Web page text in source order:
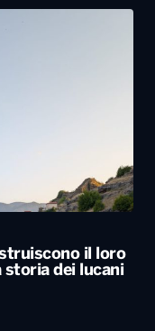
il loro
dei lucani